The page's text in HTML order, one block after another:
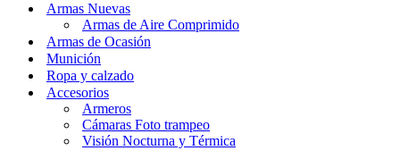
Armas Nuevas
Armas de Aire Comprimido
Armas de Ocasión
Munición
Ropa y calzado
Accesorios
Armeros
Cámaras Foto trampeo
Visión Nocturna y Térmica